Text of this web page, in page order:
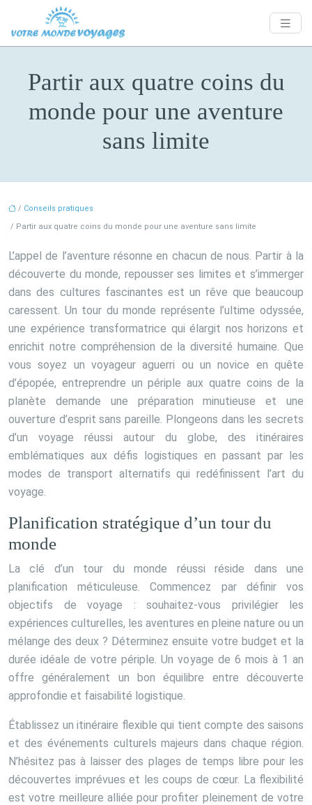
Partir aux quatre coins du
monde pour une aventure
sans limite
/ Conseils pratiques
/ Partir aux quatre coins du monde pour une aventure sans limite
L’appel de l’aventure résonne en chacun de nous. Partir à la
découverte du monde, repousser ses limites et s’immerger
dans des cultures fascinantes est un rêve que beaucoup
caressent. Un tour du monde représente l’ultime odyssée,
une expérience transformatrice qui élargit nos horizons et
enrichit notre compréhension de la diversité humaine. Que
vous soyez un voyageur aguerri ou un novice en quête
d’épopée, entreprendre un périple aux quatre coins de la
planète demande une préparation minutieuse et une
ouverture d’esprit sans pareille. Plongeons dans les secrets
d’un voyage réussi autour du globe, des itinéraires
emblématiques aux défis logistiques en passant par les
modes de transport alternatifs qui redéfinissent l’art du
voyage.
Planification stratégique d’un tour du
monde
La clé d’un tour du monde réussi réside dans une
planification méticuleuse. Commencez par définir vos
objectifs de voyage : souhaitez-vous privilégier les
expériences culturelles, les aventures en pleine nature ou un
mélange des deux ? Déterminez ensuite votre budget et la
durée idéale de votre périple. Un voyage de 6 mois à 1 an
offre généralement un bon équilibre entre découverte
approfondie et faisabilité logistique.
Établissez un itinéraire flexible qui tient compte des saisons
et des événements culturels majeurs dans chaque région.
N’hésitez pas à laisser des plages de temps libre pour les
découvertes imprévues et les coups de cœur. La flexibilité
est votre meilleure alliée pour profiter pleinement de votre